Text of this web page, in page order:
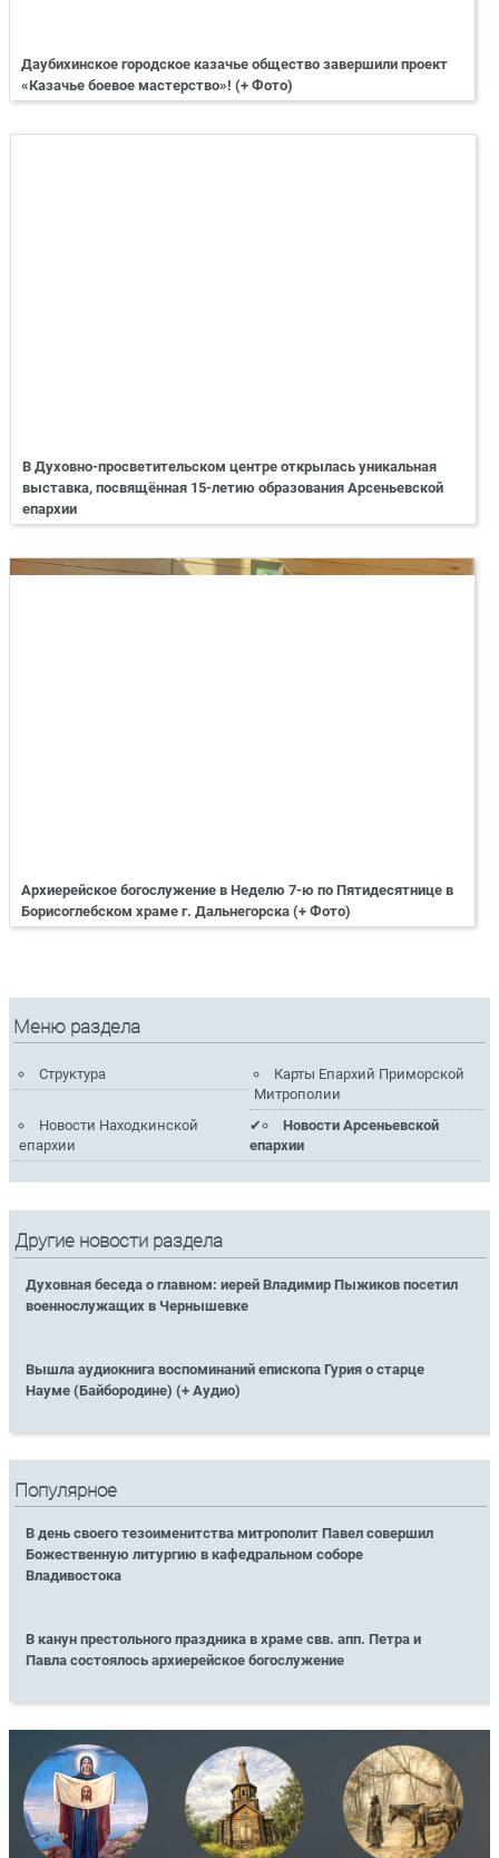
Даубихинское городское казачье общество завершили проект
«Казачье боевое мастерство»! (+ Фото)
В Духовно-просветительском центре открылась уникальная
выставка, посвящённая 15-летию образования Арсеньевской
епархии
Архиерейское богослужение в Неделю 7-ю по Пятидесятнице в
Борисоглебском храме г. Дальнегорска (+ Фото)
Меню раздела
Структура
Карты Епархий Приморской
Митрополии
Новости Находкинской
епархии
Новости Арсеньевской
епархии
Другие новости раздела
Духовная беседа о главном: иерей Владимир Пыжиков посетил
военнослужащих в Чернышевке
Вышла аудиокнига воспоминаний епископа Гурия о старце
Науме (Байбородине) (+ Аудио)
Популярное
В день своего тезоименитства митрополит Павел совершил
Божественную литургию в кафедральном соборе
Владивостока
В канун престольного праздника в храме свв. апп. Петра и
Павла состоялось архиерейское богослужение